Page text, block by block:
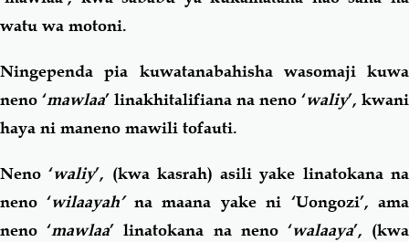
watu wa motoni.
Ningependa pia kuwatanabahisha wasomaji kuwa
neno ‘mawlaa’ linakhitalifiana na neno ‘waliy’, kwani
haya ni maneno mawili tofauti.
Neno ‘waliy’, (kwa kasrah) asili yake linatokana na
neno ‘wilaayah’na maana yake ni ‘Uongozi’, ama
neno ‘mawlaa’ linatokana na neno ‘walaaya’, (kwa